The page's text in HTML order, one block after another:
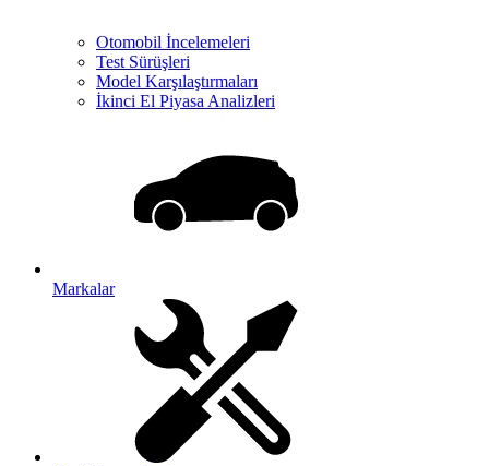
Otomobil İncelemeleri
Test Sürüşleri
Model Karşılaştırmaları
İkinci El Piyasa Analizleri
Markalar